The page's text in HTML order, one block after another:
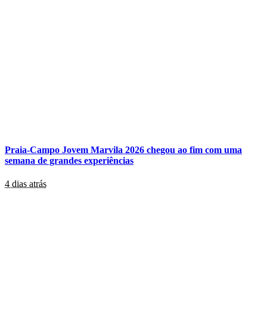
Praia-Campo Jovem Marvila 2026 chegou ao fim com uma
semana de grandes experiências
4 dias atrás